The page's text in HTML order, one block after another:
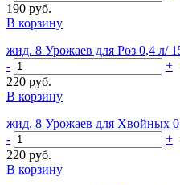
190 руб.
В корзину
жид. 8 Урожаев для Роз 0,4 л/
-
+
220 руб.
В корзину
жид. 8 Урожаев для Хвойных
-
+
220 руб.
В корзину